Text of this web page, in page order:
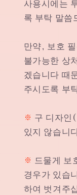
사용시에는
록 부탁 말씀
만약, 보호
불가능한 상
겠습니다 때
주시도록 부
※ 구 디자인
있지 않습니
※ 드물게 보
경우가 있습
하여 벗겨주